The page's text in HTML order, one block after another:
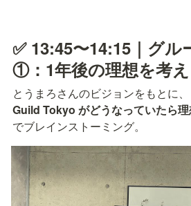
✅ 13:45〜14:15｜グル
①：1年後の理想を考
とうまろさんのビジョンをもとに、
Guild Tokyo がどうなっていたら理
でブレインストーミング。